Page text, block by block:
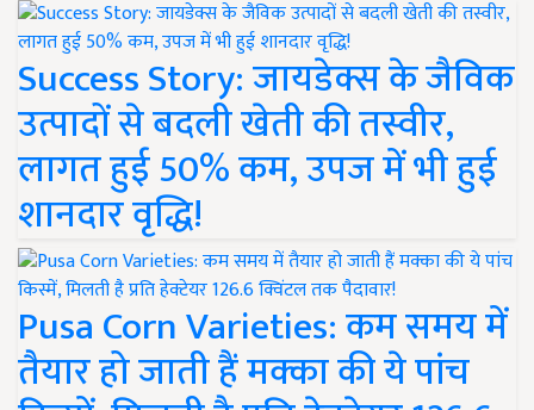
Success Story: जायडेक्स के जैविक
उत्पादों से बदली खेती की तस्वीर,
लागत हुई 50% कम, उपज में भी हुई
शानदार वृद्धि!
Pusa Corn Varieties: कम समय में
तैयार हो जाती हैं मक्का की ये पांच